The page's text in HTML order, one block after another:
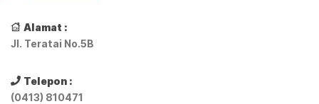
Alamat :
Jl. Teratai No.5B
Telepon :
(0413) 810471